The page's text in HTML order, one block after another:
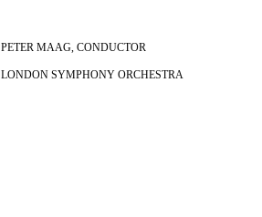
PETER MAAG, CONDUCTOR
LONDON SYMPHONY ORCHESTRA